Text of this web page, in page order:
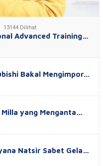
13144 Dilihat
Advanced Training…
Bakal Mengimpor…
yang Menganta…
Natsir Sabet Gela…